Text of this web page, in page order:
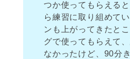
つか使ってもらえる
ら練習に取り組めて
ンも上がってきたと
グで使ってもらえて
なかったけど、90分